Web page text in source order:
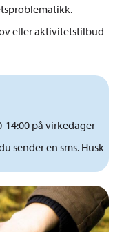
eller aktivitetstilbud
14:00 på virkedager
sender en sms. Husk